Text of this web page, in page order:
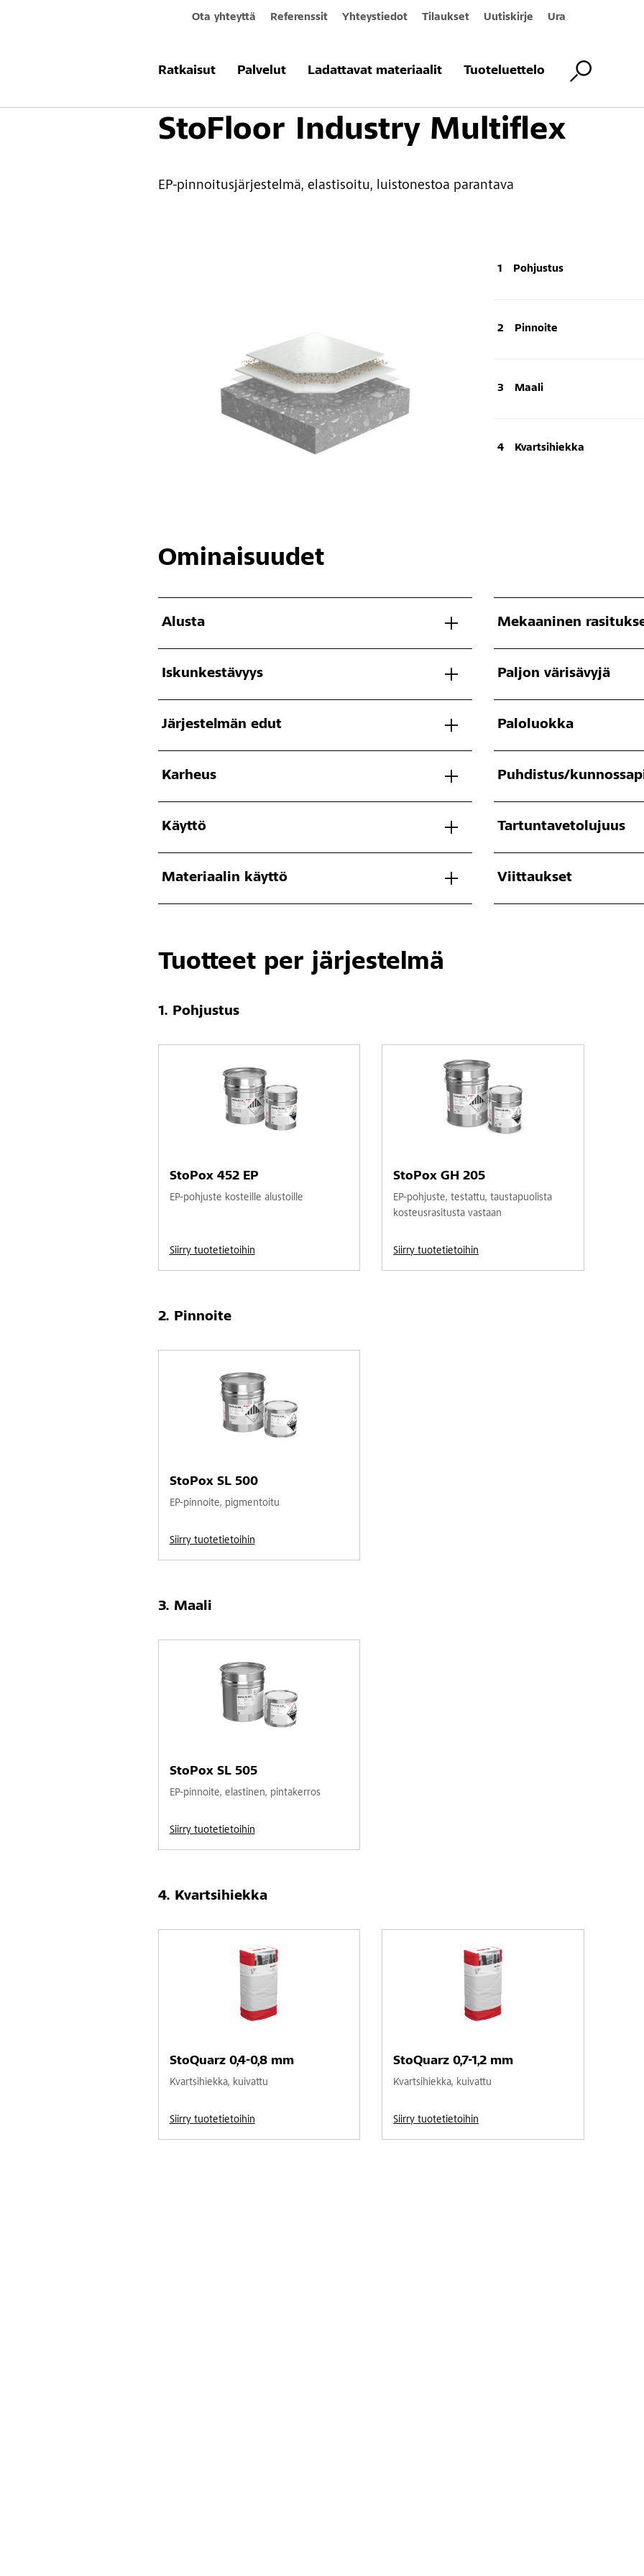
Ota yhteyttä Referenssit Yhteystiedot Tilaukset Uutiskirje Ura
Ratkaisut Palvelut Ladattavat materiaalit Tuoteluettelo
Tuotteet & järjestelmät Lattiapinnoitus Teollisuuslattiapinnoite Järjestelmät teollisuuslattioille
StoFloor Industry Multiflex
EP-pinnoitusjärjestelmä, elastisoitu, luistonestoa parantava
Pohjustus
Pinnoite
Maali
Kvartsihiekka
Ominaisuudet
Alusta
Iskunkestävyys
Järjestelmän edut
Karheus
Käyttö
Materiaalin käyttö
Mekaaninen
Paljon värisävyjä
Paloluokka
Puhdistus/
Tartuntavetolujuus
Viittaukset
Tuotteet per järjestelmä
Pohjustus
StoPox 452 EP
EP-pohjuste kosteille alustoille
Siirry tuotetietoihin
StoPox GH 205
EP-pohjuste, testattu, taustapuolista
kosteusrasitusta vastaan
Siirry tuotetietoihin
Pinnoite
StoPox SL 500
EP-pinnoite, pigmentoitu
Siirry tuotetietoihin
Maali
StoPox SL 505
EP-pinnoite, elastinen, pintakerros
Siirry tuotetietoihin
Kvartsihiekka
StoQuarz 0,4-0,8 mm
Kvartsihiekka, kuivattu
Siirry tuotetietoihin
StoQuarz 0,7-1,2 mm
Kvartsihiekka, kuivattu
Siirry tuotetietoihin